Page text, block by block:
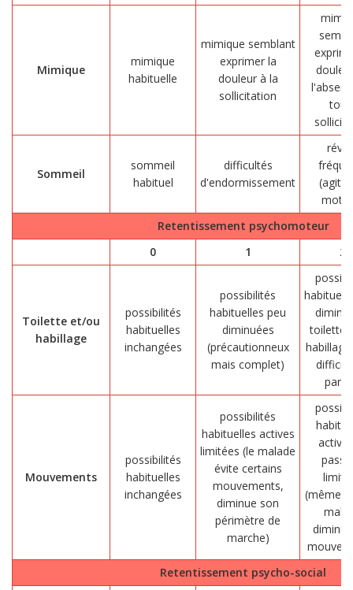
Mimique
mimique
habituelle
mimique semblant
exprimer la
douleur à la
sollicitation
Sommeil
sommeil
habituel
difficultés
d'endormissement
Retentissement psychomoteur
0
1 2
Toilette et/ou
habillage
possibilités
habituelles
inchangées
possibilités
habituelles peu
diminuées
(précautionneux
mais complet)
toilette
Mouvements
possibilités
habituelles
inchangées
possibilités
habituelles actives
limitées (le malade
évite certains
mouvements,
diminue son
périmètre de
marche)
(même
Retentissement psycho-social